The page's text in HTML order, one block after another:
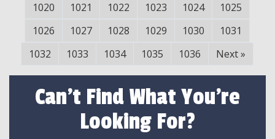
1020
1021 1022 1023 1024
1025
1026
1027 1028 1029 1030
1031
1032
1033 1034 1035 1036 Next»
Can't Find What You're
Looking For?